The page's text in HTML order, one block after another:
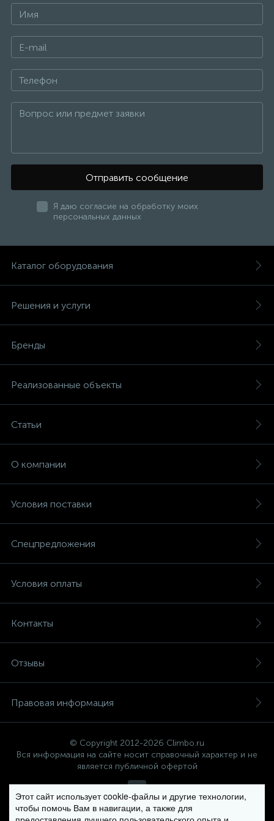
Отправить сообщение
Я даю согласие на обработку моих
персональных данных
Каталог оборудования
Решения и услуги
Бренды
Реализованные объекты
Статьи
О компании
Условия поставки
Спецпредложения
Условия оплаты
Контакты
Отзывы
Правовая информация
© Copyright 2012-2026 Climbo.ru
Вся информация на сайте носит справочный характер и не
является публичной офертой
Политика компании в отношении обработки персональных
Этот сайт использует cookie-файлы и другие технологии,
чтобы помочь Вам в навигации, а также для